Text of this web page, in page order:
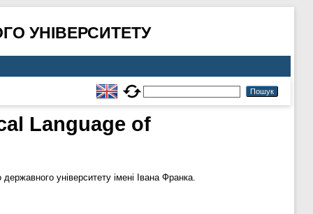
УНІВЕРСИТЕТУ
Language of
університету імені Івана Франка.